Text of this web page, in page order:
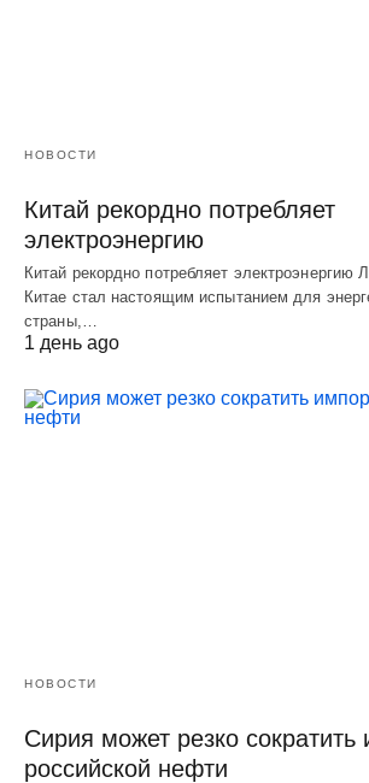
НОВОСТИ
Китай рекордно потребляет
электроэнергию
Китай рекордно потребляет электроэнергию
Китае стал настоящим испытанием для
страны,…
1 день ago
НОВОСТИ
Сирия может резко сократить
российской нефти